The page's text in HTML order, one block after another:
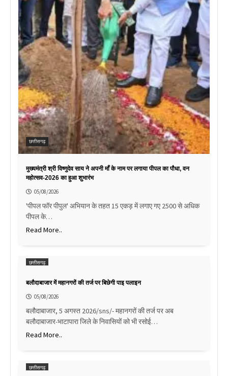
छत्तीसगढ़
मुख्यमंत्री श्री विष्णुदेव साय ने अपनी माँ के नाम पर लगाया पीपल का पौधा, वन
महोत्सव-2026 का हुआ शुभारंभ
05/08/2026
'पीपल फॉर पीपुल' अभियान के तहत 15 एकड़ में लगाए गए 2500 से अधिक
पीपल के…
Read More..
छत्तीसगढ़
बलौदाबाजार में महानगरों की तर्ज पर बिछेगी पाइ पलाइन
05/08/2026
बलौदाबाजार, 5 अगस्त 2026/sns/- महानगरों की तर्ज पर अब
बलौदाबाजार-भाटापारा जिले के निवासियों को भी रसोई…
Read More..
छत्तीसगढ़